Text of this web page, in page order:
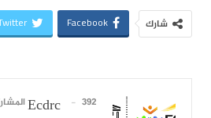
شارك Facebook
Ecdrc 392 المشاركات